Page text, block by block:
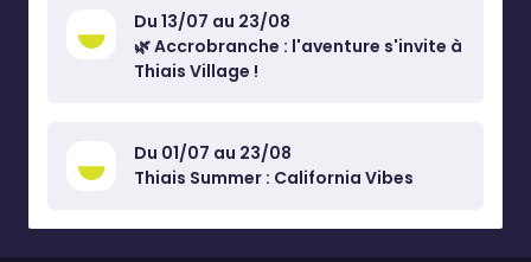
Du 13/07 au 23/08
🌿 Accrobranche : l'aventure s'invite à
Thiais Village !
Du 01/07 au 23/08
Thiais Summer : California Vibes